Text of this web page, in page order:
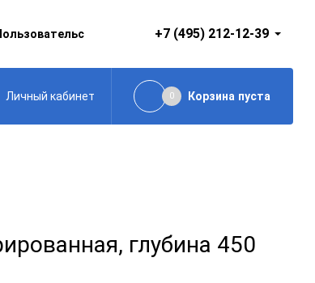
соглашение+7 (495) 212-12-39
Личный кабинет 0 Корзина пуста
глубина 450